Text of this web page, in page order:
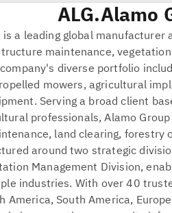
Alamo
ALG
a leading global
maintenance,
diverse portfolio
mowers, agricultural
Serving a broad client
professionals, Alamo
land clearing, forestry
around two strategic
Management Division,
industries. With over 40
America, South America,